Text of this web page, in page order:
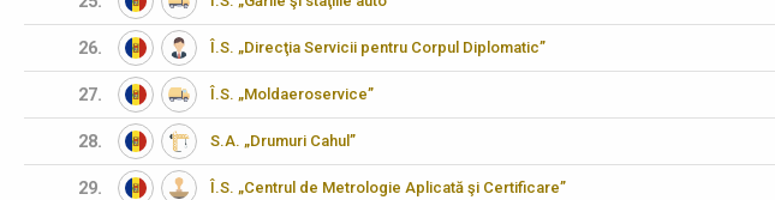
26. Î.S. „Direcţia Servicii pentru Corpul Diplomatic”
27. Î.S. „Moldaeroservice”
28. S.A. „Drumuri Cahul”
29. Î.S. „Centrul de Metrologie Aplicată şi Certificare”